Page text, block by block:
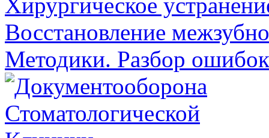
Хирургическое
Восстановление
Методики. Разбор